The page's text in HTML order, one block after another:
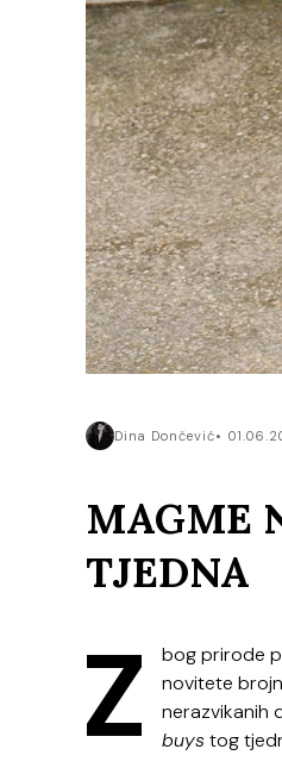
Dina Dončević
MAGME
TJEDNA
Z bog prirode
novitete
nerazvikanih
buys tog